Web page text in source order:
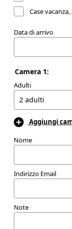
Case
Data di arrivo
Camera 1:
Adulti
Aggiungi
Nome
Indirizzo Email
Note